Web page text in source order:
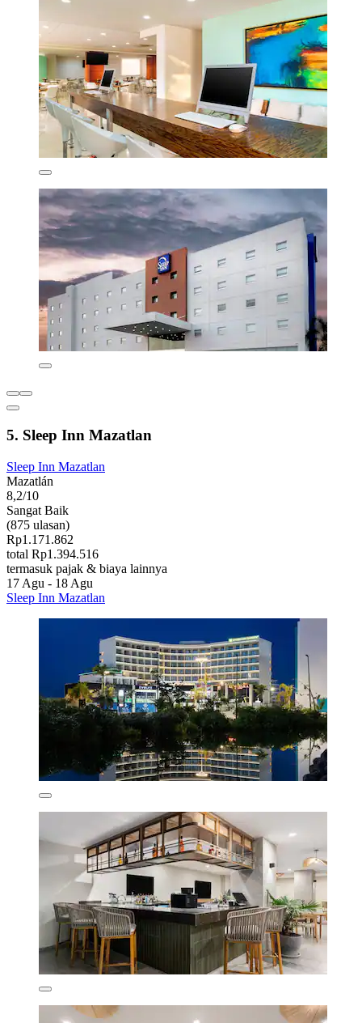
5. Sleep Inn Mazatlan
Sleep Inn Mazatlan
Mazatlán
8,2/10
Sangat Baik
(875 ulasan)
Rp1.171.862
total Rp1.394.516
termasuk pajak & biaya lainnya
17 Agu - 18 Agu
Sleep Inn Mazatlan